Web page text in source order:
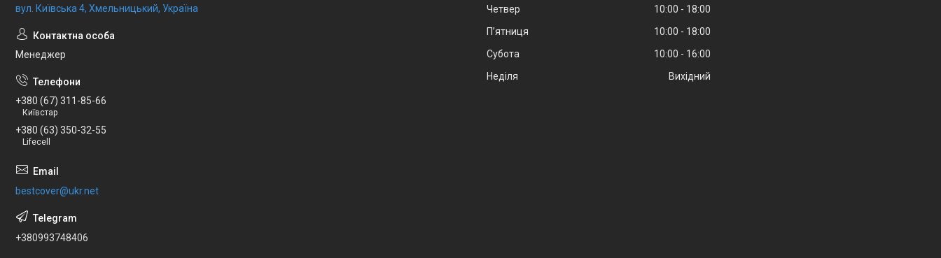
вул. Київська 4, Хмельницький, Україна
Менеджер
+380 (67) 311-85-66
Київстар
+380 (63) 350-32-55
Lifecell
bestcover@ukr.net
+380993748406
Четвер
10:00
18:00
Пʼятниця
10:00
18:00
Субота
10:00
16:00
Неділя
Вихідний